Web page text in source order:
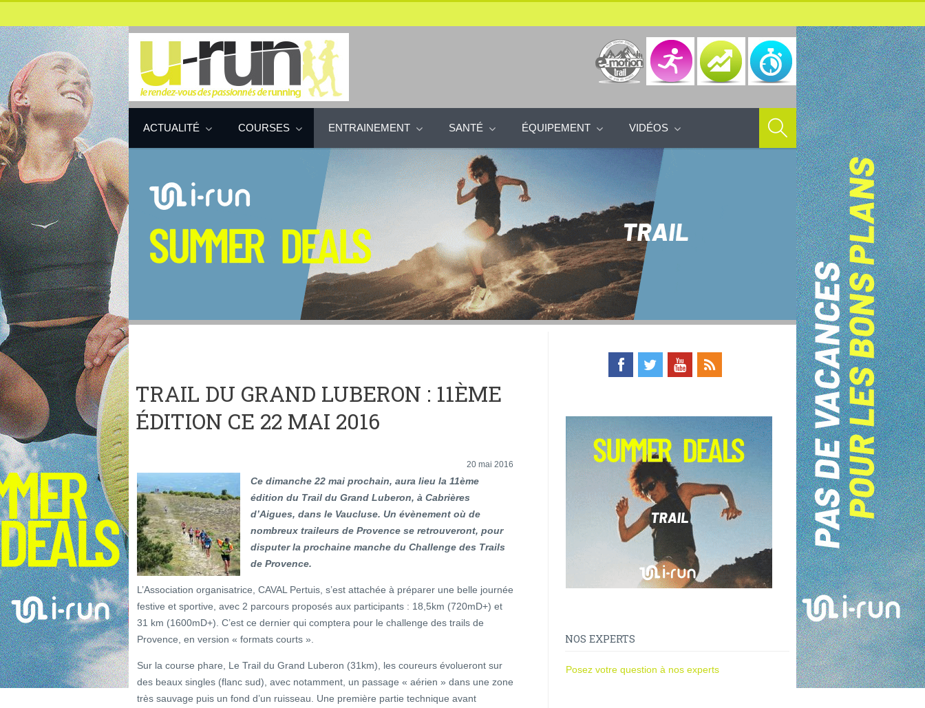
ACTUALITÉ COURSES ENTRAINEMENT SANTÉ ÉQUIPEMENT VIDÉOS
TRAIL DU GRAND LUBERON : 11ÈME
ÉDITION CE 22 MAI 2016
20 mai 2016
Ce dimanche 22 mai prochain, aura lieu la 11ème
édition du Trail du Grand Luberon, à Cabrières
d’Aigues, dans le Vaucluse. Un évènement où de
nombreux traileurs de Provence se retrouveront, pour
disputer la prochaine manche du Challenge des Trails
de Provence.
L’Association organisatrice, CAVAL Pertuis, s’est attachée à préparer une belle journée
festive et sportive, avec 2 parcours proposés aux participants : 18,5km (720mD+) et
31 km (1600mD+). C’est ce dernier qui comptera pour le challenge des trails de
Provence, en version « formats courts ».
Sur la course phare, Le Trail du Grand Luberon (31km), les coureurs évolueront sur
des beaux singles (flanc sud), avec notamment, un passage « aérien » dans une zone
très sauvage puis un fond d’un ruisseau. Une première partie technique avant
NOS EXPERTS
Posez votre question à nos experts